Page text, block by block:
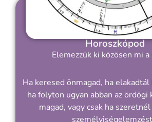
Horoszkópod
Elemezzük ki közösen mi a
Ha keresed önmagad, ha
ha folyton ugyan abban az
magad, vagy csak ha